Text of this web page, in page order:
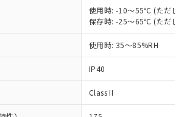
使用時: -10～55℃ (ただし
保存時: -25～65℃ (ただし
使用時: 35～85%RH
IP40
Class II
制御機器事業取扱商品の中には、
ービスの対象外となる商品もある
状況および標準価格照会結果は、
している更新日時点での社内デー
基づき作成されるものであり、閲
た時点での実際の在庫および標
格とは異なる場合があることをご
と関係のない商品です。
の事情により、非含有部品として
が、含有品と判明した場合などや
更することがあります。
（10物質）：
以下、 水銀(Hg) 1000ppm以下、 カド
以下、
1000ppm以下、ポリ臭化ビフェニル
以下、ポリ臭化ジフェニルエーテル類
であることを示します。
大均質材料含有率が中国RoHSの
超えていることを示します。
確認です。当社販売部門へお問
物質の基準値 (GB/T26572)：
、 Hg(水銀) : 1000ppm、 Cd(カドミウ
は、これら貴社製品のうち、外国
および外国貿易法に定める商品
下｢規制貨物等」という）を輸出
は国外への提供する場合は、日本
府の輸出許可(または役務取引許
取得するなどの必要な手続きを
す。